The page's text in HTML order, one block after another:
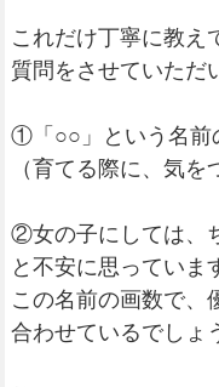
これだけ丁寧に教え
質問をさせていただ
①「○○」という名前
（育てる際に、気を
②女の子にしては、
と不安に思っていま
この名前の画数で、
合わせているでしょ